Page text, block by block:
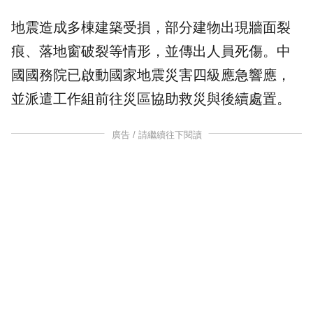
地震造成多棟建築受損，部分建物出現牆面裂
痕、落地窗破裂等情形，並傳出人員死傷。中
國國務院已啟動國家地震災害四級應急響應，
並派遣工作組前往災區協助救災與後續處置。
廣告 / 請繼續往下閱讀